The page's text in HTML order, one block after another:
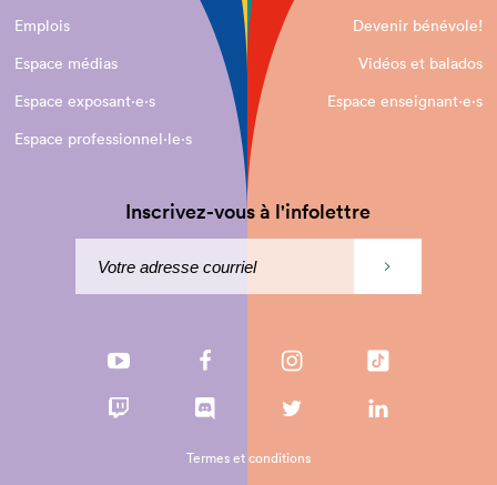
Emplois
Devenir bénévole!
Espace médias
Vidéos et balados
Espace exposant·e⋅s
Espace enseignant·e⋅s
Espace professionnel·le⋅s
Inscrivez-vous à l'infolettre
Termes et conditions